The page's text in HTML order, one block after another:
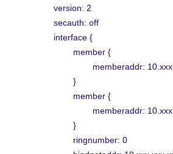
version: 2
secauth: off
interface {
member {
memberaddr:
}
member {
memberaddr:
}
ringnumber: 0